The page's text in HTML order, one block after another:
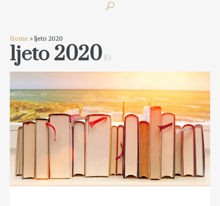
Home > ljeto 2020
ljeto 2020 10
READ MORE